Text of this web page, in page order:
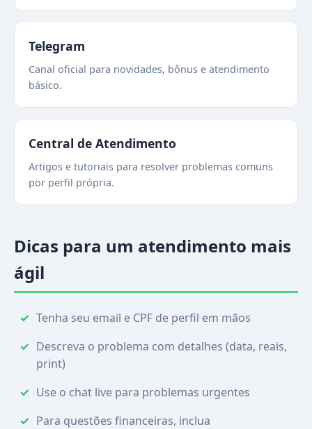
Telegram
Canal oficial para novidades, bônus e atendimento
básico.
Central de Atendimento
Artigos e tutoriais para resolver problemas comuns
por perfil própria.
Dicas para um atendimento mais
ágil
Tenha seu email e CPF de perfil em mãos
Descreva o problema com detalhes (data, reais,
print)
Use o chat live para problemas urgentes
Para questões financeiras, inclua